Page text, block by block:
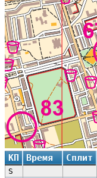
КП Время Сплит
S